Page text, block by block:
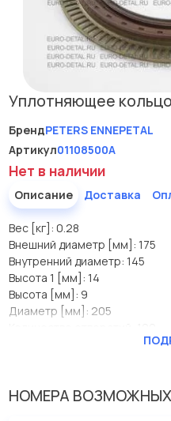
Уплотняющее
БрендPETERS ENNEPETAL
Артикул01108500A
Нет в наличии
Описание Доставка
Вес [кг]: 0.28
Внешний диаметр [мм]: 175
Внутренний диаметр: 145
Высота 1 [мм]: 14
Высота [мм]: 9
Диаметр [мм]: 205
Внешний диаметр [мм]
НОМЕРА